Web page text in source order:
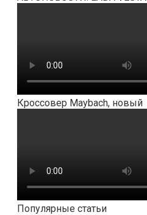
Кроссовер Maybach, новый
Популярные статьи